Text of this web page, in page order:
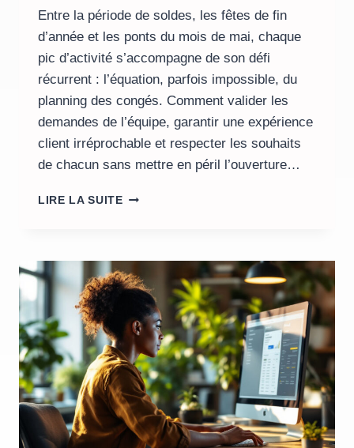
Entre la période de soldes, les fêtes de fin
d’année et les ponts du mois de mai, chaque
pic d’activité s’accompagne de son défi
récurrent : l’équation, parfois impossible, du
planning des congés. Comment valider les
demandes de l’équipe, garantir une expérience
client irréprochable et respecter les souhaits
de chacun sans mettre en péril l’ouverture…
LIRE LA SUITEGESTION
MAGASIN
:
GAGNEZ
TEMPS
ET
FIABILISEZ
VOS
PLANNINGS
GRÂCE
AU
DIGITAL